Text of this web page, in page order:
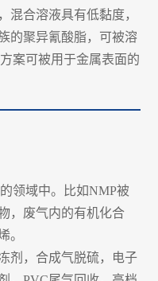
混合溶液具有低黏度，
的聚异氰酸脂，可被溶
案可被用于金属表面的
领域中。比如NMP被
，废气内的有机化合
。
剂，合成气脱硫，电子